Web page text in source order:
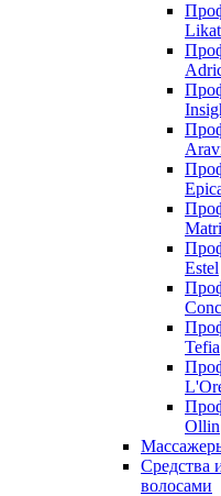
Estel
Tefia
Ollin
Средства
волосами